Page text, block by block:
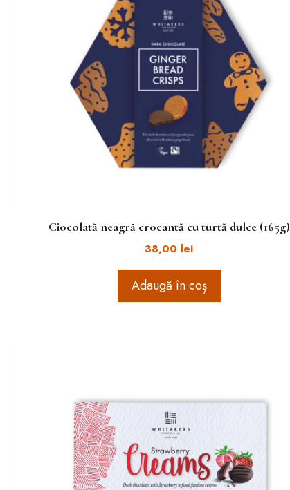
Ciocolată neagră crocantă cu turtă dulce (165g)
38,00 lei
Adaugă în coș